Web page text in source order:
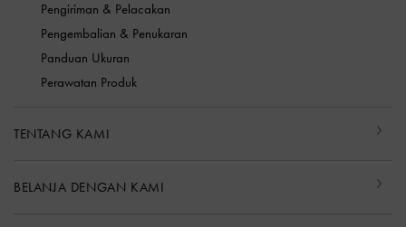
Pengiriman & Pelacakan
Pengembalian & Penukaran
Panduan Ukuran
Perawatan Produk
TENTANG KAMI
BELANJA DENGAN KAMI